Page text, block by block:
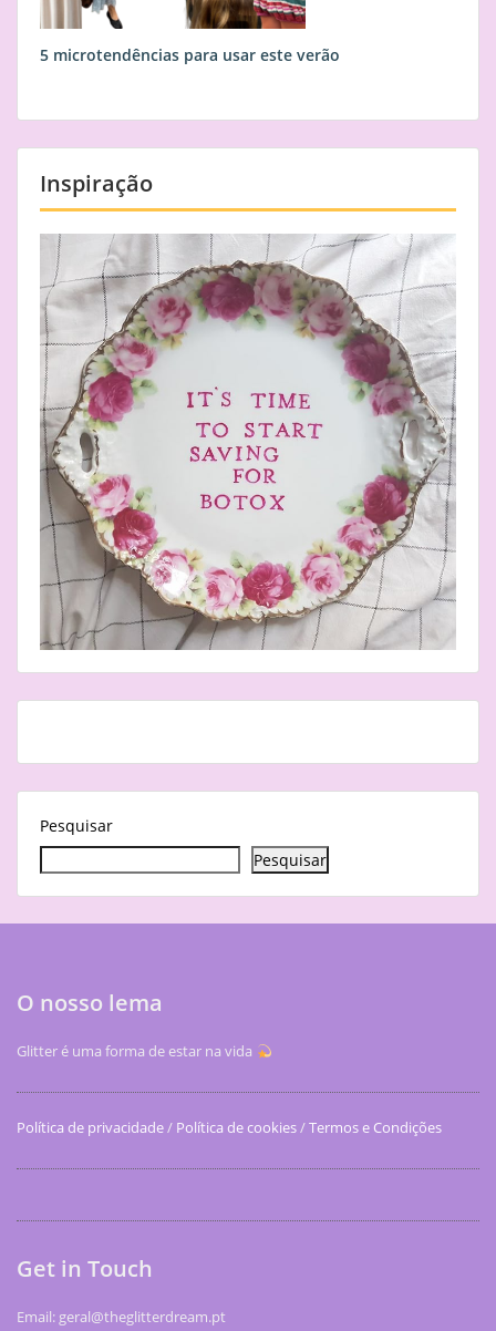
5 microtendências para usar este verão
Inspiração
Pesquisar
Pesquisar
O nosso lema
Glitter é uma forma de estar na vida
Política de privacidade/ Política de cookies/Termos e Condições
Get in Touch
Email: geral@theglitterdream.pt